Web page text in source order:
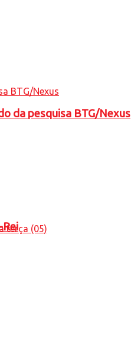
da pesquisa BTG/Nexus